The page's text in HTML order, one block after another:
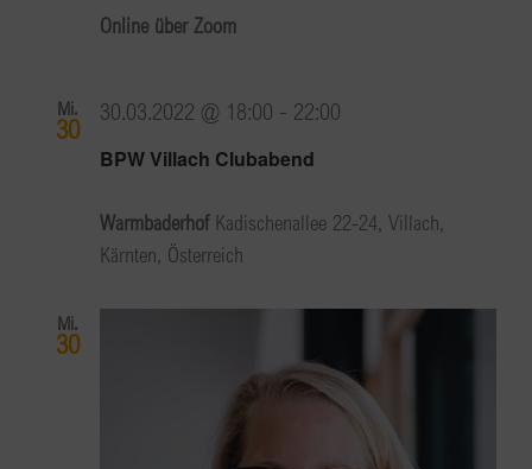
Online über Zoom
Mi.
30
BPW Villach Clubabend
30.03.2022 @ 18:00 - 22:00
Warmbaderhof Kadischenallee 22-24, Villach,
Kärnten, Österreich
Mi.
30